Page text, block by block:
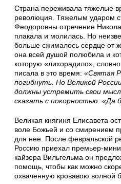
Страна переживала тяжелые
революция. Тяжелым ударом
Феодоровны отречение
плакала и молилась. Но
больше сжималось сердце от
она всей душой полюбила и
которую «лихорадило»,
писала в это время: «Святая
погибнуть. Но Великой
должны устремить свои
сказать с покорностью: «Да
Великая княгиня Елисавета
воле Божьей и со смирением
для нее. После февральской
Россию приехал премьер-
кайзера Вильгельма он
помощь, чтобы как можно
охваченную кровавою волной